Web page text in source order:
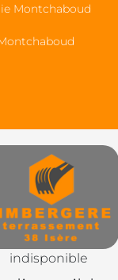
Montchaboud
indisponible